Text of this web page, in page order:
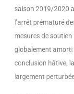
saison 2019/2020
l’arrêt prématuré
mesures de soutien
globalement amorti
conclusion hâtive,
largement